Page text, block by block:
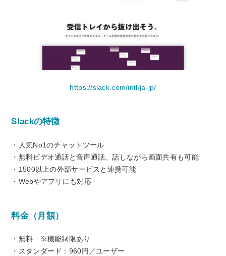
https://slack.com/intl/ja-jp/
Slackの特徴
・人気No1のチャットツール
・無料ビデオ通話と音声通話。話しながら画面共有も可能
・1500以上の外部サービスと連携可能
・Webやアプリにも対応
料金（月額）
・無料 ※機能制限あり
・スタンダード：960円／ユーザー